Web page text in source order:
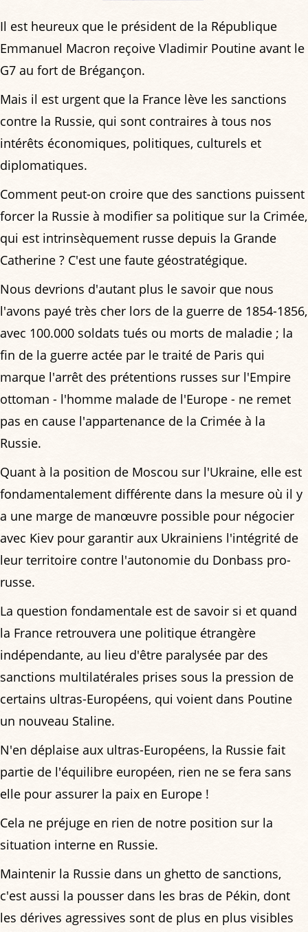
Il est heureux que le président de la République
Emmanuel Macron reçoive Vladimir Poutine avant le
G7 au fort de Brégançon.
Mais il est urgent que la France lève les sanctions
contre la Russie, qui sont contraires à tous nos
intérêts économiques, politiques, culturels et
diplomatiques.
Comment peut-on croire que des sanctions puissent
forcer la Russie à modifier sa politique sur la Crimée,
qui est intrinsèquement russe depuis la Grande
Catherine ? C'est une faute géostratégique.
Nous devrions d'autant plus le savoir que nous
l'avons payé très cher lors de la guerre de 1854-1856,
avec 100.000 soldats tués ou morts de maladie ; la
fin de la guerre actée par le traité de Paris qui
marque l'arrêt des prétentions russes sur l'Empire
ottoman - l'homme malade de l'Europe - ne remet
pas en cause l'appartenance de la Crimée à la
Russie.
Quant à la position de Moscou sur l'Ukraine, elle est
fondamentalement différente dans la mesure où il y
a une marge de manœuvre possible pour négocier
avec Kiev pour garantir aux Ukrainiens l'intégrité de
leur territoire contre l'autonomie du Donbass pro-
russe.
La question fondamentale est de savoir si et quand
la France retrouvera une politique étrangère
indépendante, au lieu d'être paralysée par des
sanctions multilatérales prises sous la pression de
certains ultras-Européens, qui voient dans Poutine
un nouveau Staline.
N'en déplaise aux ultras-Européens, la Russie fait
partie de l'équilibre européen, rien ne se fera sans
elle pour assurer la paix en Europe !
Cela ne préjuge en rien de notre position sur la
situation interne en Russie.
Maintenir la Russie dans un ghetto de sanctions,
c'est aussi la pousser dans les bras de Pékin, dont
les dérives agressives sont de plus en plus visibles